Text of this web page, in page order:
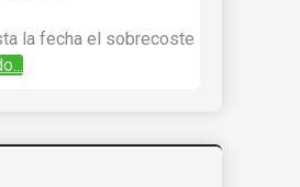
la fecha el sobrecoste